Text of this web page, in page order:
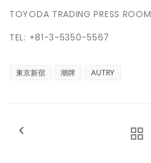
TOYODA TRADING PRESS ROOM
TEL: +81-3-5350-5567
東京新宿 潮牌 AUTRY